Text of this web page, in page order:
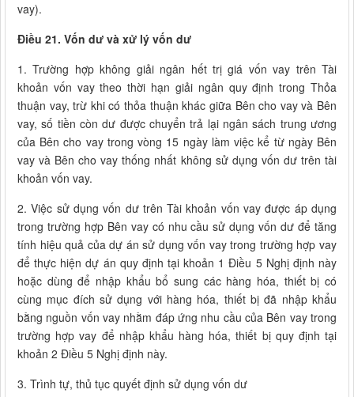
vay).
Điều 21. Vốn dư và xử lý vốn dư
1. Trường hợp không giải ngân hết trị giá vốn vay trên Tài
khoản vốn vay theo thời hạn giải ngân quy định trong Thỏa
thuận vay, trừ khi có thỏa thuận khác giữa Bên cho vay và Bên
vay, số tiền còn dư được chuyển trả lại ngân sách trung ương
của Bên cho vay trong vòng 15 ngày làm việc kể từ ngày Bên
vay và Bên cho vay thống nhất không sử dụng vốn dư trên tài
khoản vốn vay.
2. Việc sử dụng vốn dư trên Tài khoản vốn vay được áp dụng
trong trường hợp Bên vay có nhu cầu sử dụng vốn dư để tăng
tính hiệu quả của dự án sử dụng vốn vay trong trường hợp vay
để thực hiện dự án quy định tại khoản 1 Điều 5 Nghị định này
hoặc dùng để nhập khẩu bổ sung các hàng hóa, thiết bị có
cùng mục đích sử dụng với hàng hóa, thiết bị đã nhập khẩu
bằng nguồn vốn vay nhằm đáp ứng nhu cầu của Bên vay trong
trường hợp vay để nhập khẩu hàng hóa, thiết bị quy định tại
khoản 2 Điều 5 Nghị định này.
3. Trình tự, thủ tục quyết định sử dụng vốn dư